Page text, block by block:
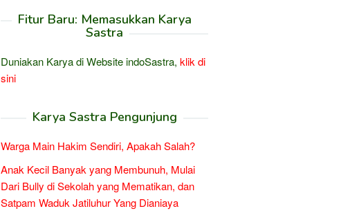
Fitur Baru: Memasukkan Karya
Sastra
Duniakan Karya di Website indoSastra, klik di
sini
Karya Sastra Pengunjung
Warga Main Hakim Sendiri, Apakah Salah?
Anak Kecil Banyak yang Membunuh, Mulai
Dari Bully di Sekolah yang Mematikan, dan
Satpam Waduk Jatiluhur Yang Dianiaya